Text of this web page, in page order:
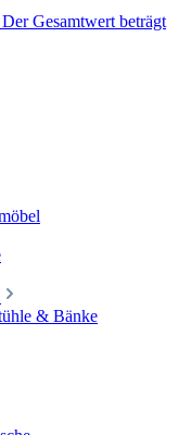
Gesamtwert beträgt
& Bänke